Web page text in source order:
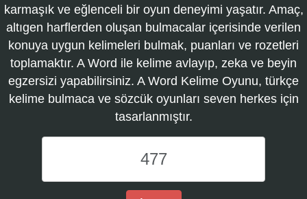
karmaşık ve eğlenceli bir oyun deneyimi yaşatır. Amaç,
altıgen harflerden oluşan bulmacalar içerisinde verilen
konuya uygun kelimeleri bulmak, puanları ve rozetleri
toplamaktır. A Word ile kelime avlayıp, zeka ve beyin
egzersizi yapabilirsiniz. A Word Kelime Oyunu, türkçe
kelime bulmaca ve sözcük oyunları seven herkes için
tasarlanmıştır.
Word
Kelime